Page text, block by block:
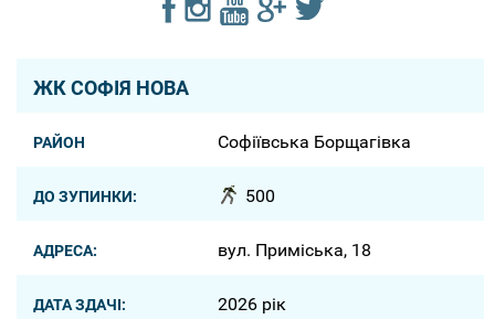
ЖК СОФІЯ НОВА
РАЙОН Софіївська Борщагівка
ДО ЗУПИНКИ: 500
АДРЕСА: вул. Приміська, 18
ДАТА ЗДАЧІ: 2026 рік